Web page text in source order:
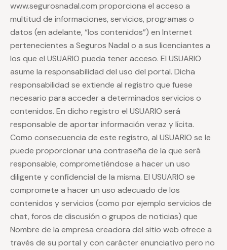
www.segurosnadal.com proporciona el acceso a
multitud de informaciones, servicios, programas o
datos (en adelante, “los contenidos”) en Internet
pertenecientes a Seguros Nadal o a sus licenciantes a
los que el USUARIO pueda tener acceso. El USUARIO
asume la responsabilidad del uso del portal. Dicha
responsabilidad se extiende al registro que fuese
necesario para acceder a determinados servicios o
contenidos. En dicho registro el USUARIO será
responsable de aportar información veraz y lícita.
Como consecuencia de este registro, al USUARIO se le
puede proporcionar una contraseña de la que será
responsable, comprometiéndose a hacer un uso
diligente y confidencial de la misma. El USUARIO se
compromete a hacer un uso adecuado de los
contenidos y servicios (como por ejemplo servicios de
chat, foros de discusión o grupos de noticias) que
Nombre de la empresa creadora del sitio web ofrece a
través de su portal y con carácter enunciativo pero no